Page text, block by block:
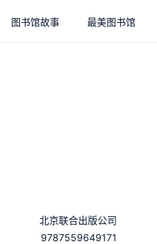
图书馆故事 最美图书馆
北京联合出版公司
9787559649171